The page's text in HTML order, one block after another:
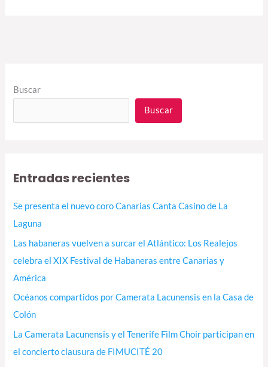
Buscar
Buscar
Entradas recientes
Se presenta el nuevo coro Canarias Canta Casino de La
Laguna
Las habaneras vuelven a surcar el Atlántico: Los Realejos
celebra el XIX Festival de Habaneras entre Canarias y
América
Océanos compartidos por Camerata Lacunensis en la Casa de
Colón
La Camerata Lacunensis y el Tenerife Film Choir participan en
el concierto clausura de FIMUCITÉ 20